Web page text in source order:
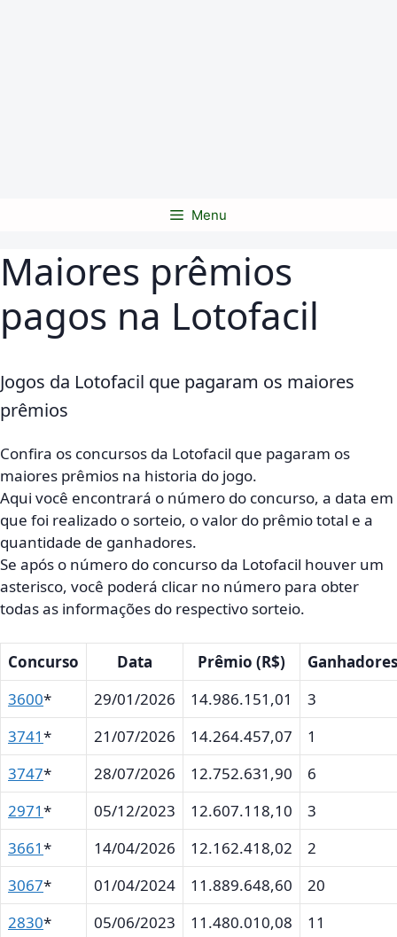
Menu
Maiores prêmios
pagos na Lotofacil
Jogos da Lotofacil que pagaram os maiores
prêmios
Confira os concursos da Lotofacil que pagaram os
maiores prêmios na historia do jogo.
Aqui você encontrará o número do concurso, a data em
que foi realizado o sorteio, o valor do prêmio total e a
quantidade de ganhadores.
Se após o número do concurso da Lotofacil houver um
asterisco, você poderá clicar no número para obter
todas as informações do respectivo sorteio.
Concurso Data Prêmio (R$)
Ganhadores
3600* 29/01/2026 14.986.151,01
3
3741* 21/07/2026 14.264.457,07
1
3747* 28/07/2026 12.752.631,90
6
2971* 05/12/2023 12.607.118,10
3
3661* 14/04/2026 12.162.418,02
2
3067* 01/04/2024 11.889.648,60
20
2830* 05/06/2023 11.480.010,08
11